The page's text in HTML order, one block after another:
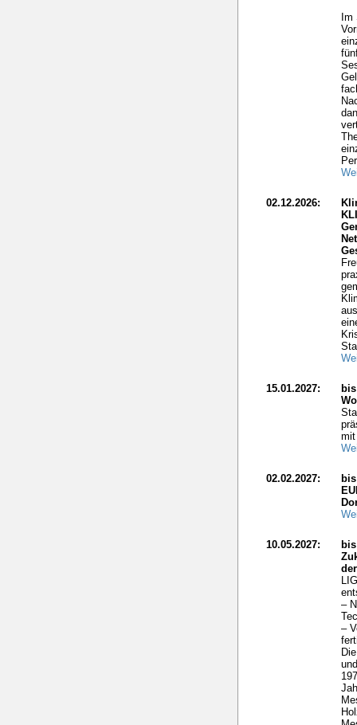
Im
02.12.2026:
15.01.2027:
mit
02.02.2027:
bis
10.05.2027:
bis
–
–